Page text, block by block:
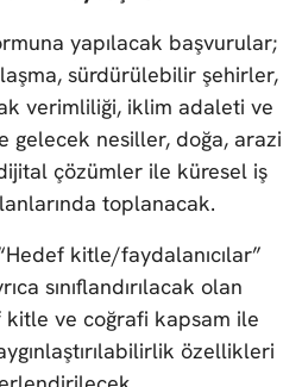
yapılacak başvurular;
sürdürülebilir şehirler,
verimliliği, iklim adaleti ve
gelecek nesiller, doğa, arazi
çözümler ile küresel iş
toplanacak.
kitle/faydalanıcılar”
sınıflandırılacak olan
ve coğrafi kapsam ile
özellikleri